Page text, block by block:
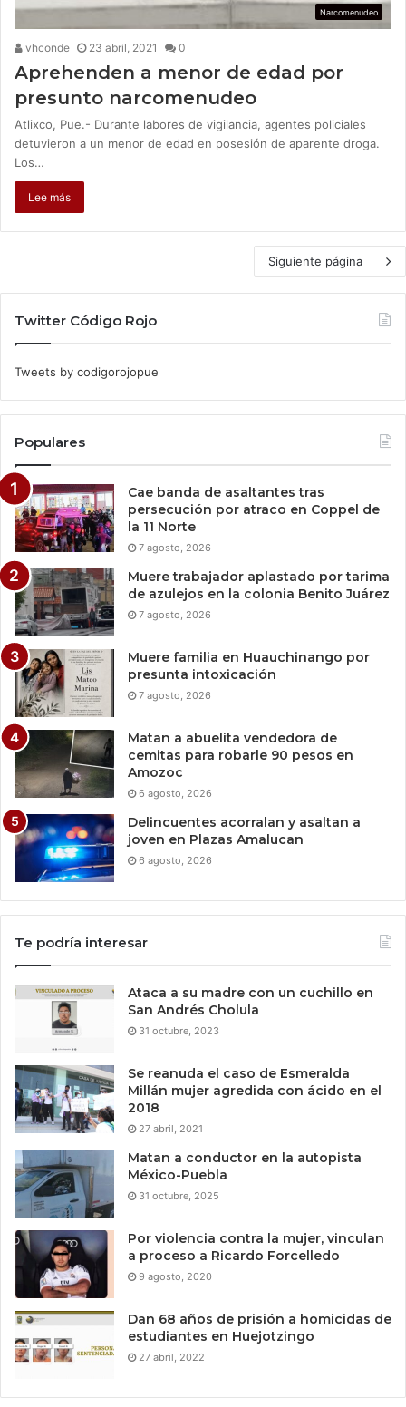
Narcomenudeo
vhconde 23 abril, 2021 0
Aprehenden a menor de edad por
presunto narcomenudeo
Atlixco, Pue.- Durante labores de vigilancia, agentes policiales
detuvieron a un menor de edad en posesión de aparente droga.
Los…
Lee más
Siguiente página
Twitter Código Rojo
Tweets by codigorojopue
Populares
Cae banda de asaltantes tras
persecución por atraco en Coppel de
la 11 Norte
7 agosto, 2026
Muere trabajador aplastado por tarima
de azulejos en la colonia Benito Juárez
7 agosto, 2026
Muere familia en Huauchinango por
presunta intoxicación
7 agosto, 2026
Matan a abuelita vendedora de
cemitas para robarle 90 pesos en
Amozoc
6 agosto, 2026
Delincuentes acorralan y asaltan a
joven en Plazas Amalucan
6 agosto, 2026
Te podría interesar
Ataca a su madre con un cuchillo en
San Andrés Cholula
31 octubre, 2023
Se reanuda el caso de Esmeralda
Millán mujer agredida con ácido en el
2018
27 abril, 2021
Matan a conductor en la autopista
México-Puebla
31 octubre, 2025
Por violencia contra la mujer, vinculan
a proceso a Ricardo Forcelledo
9 agosto, 2020
Dan 68 años de prisión a homicidas de
estudiantes en Huejotzingo
27 abril, 2022